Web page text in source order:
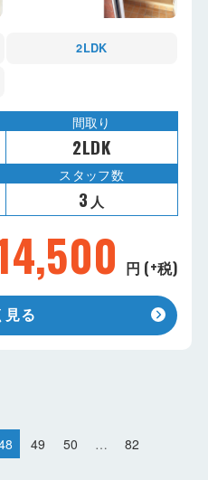
2LDK
間取り
2LDK
スタッフ数
3 人
円 (+税)
見る
49 50 … 82